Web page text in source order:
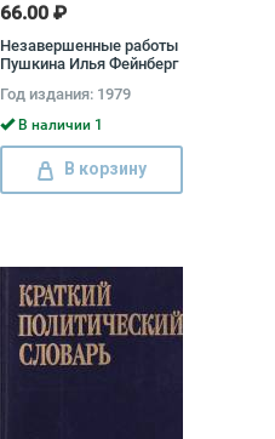
66.00 ₽
Незавершенные работы
Пушкина Илья Фейнберг
Год издания: 1979
В наличии 1
В корзину